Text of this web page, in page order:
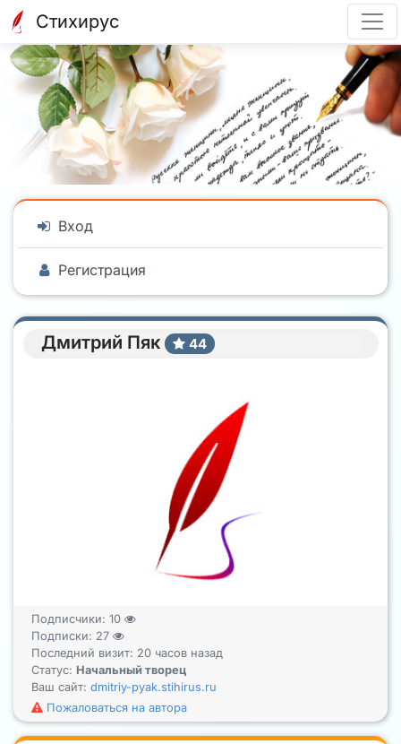
Стихирус
Вход
Регистрация
Дмитрий Пяк 44
Подписчики: 10
Подписки: 27
Последний визит: 20 часов назад
Статус: Начальный творец
Ваш сайт: dmitriy-pyak.stihirus.ru
Пожаловаться на автора